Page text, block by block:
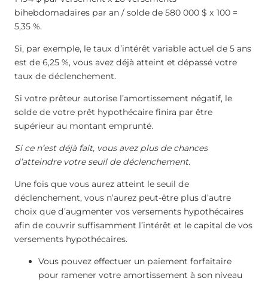
bihebdomadaires par an / solde de 580 000 $ x 100 =
5,35 %.
Si, par exemple, le taux d’intérêt variable actuel de 5 ans
est de 6,25 %, vous avez déjà atteint et dépassé votre
taux de déclenchement.
Si votre prêteur autorise l’amortissement négatif, le
solde de votre prêt hypothécaire finira par être
supérieur au montant emprunté.
Si ce n’est déjà fait, vous avez plus de chances
d’atteindre votre seuil de déclenchement.
Une fois que vous aurez atteint le seuil de
déclenchement, vous n’aurez peut-être plus d’autre
choix que d’augmenter vos versements hypothécaires
afin de couvrir suffisamment l’intérêt et le capital de vos
versements hypothécaires.
Vous pouvez effectuer un paiement forfaitaire
pour ramener votre amortissement à son niveau